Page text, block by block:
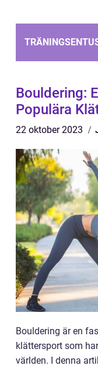
Bouldering:
Populära
22 oktober 2023
Bouldering är en
klättersport som
världen. I denna